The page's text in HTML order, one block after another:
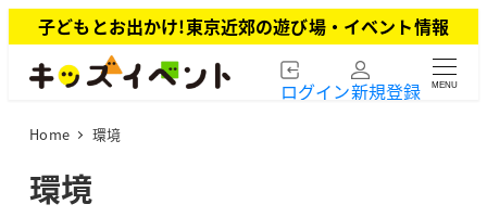
イ
子どもとお出かけ!東京近郊の遊び場・イベント情報
ログイン新規登録 MENU
Home 環境
環境